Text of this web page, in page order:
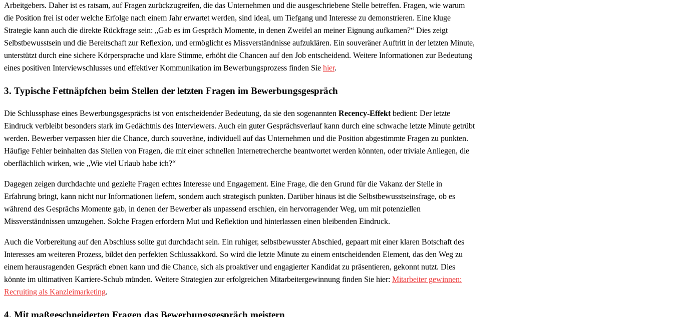
Arbeitgebers. Daher ist es ratsam, auf Fragen zurückzugreifen, die das Unternehmen und die ausgeschriebene Stelle betreffen. Fragen, wie warum
die Position frei ist oder welche Erfolge nach einem Jahr erwartet werden, sind ideal, um Tiefgang und Interesse zu demonstrieren. Eine kluge
Strategie kann auch die direkte Rückfrage sein: „Gab es im Gespräch Momente, in denen Zweifel an meiner Eignung aufkamen?“ Dies zeigt
Selbstbewusstsein und die Bereitschaft zur Reflexion, und ermöglicht es Missverständnisse aufzuklären. Ein souveräner Auftritt in der letzten Minute,
unterstützt durch eine sichere Körpersprache und klare Stimme, erhöht die Chancen auf den Job entscheidend. Weitere Informationen zur Bedeutung
eines positiven Interviewschlusses und effektiver Kommunikation im Bewerbungsprozess finden Sie hier.
3. Typische Fettnäpfchen beim Stellen der letzten Fragen im Bewerbungsgespräch
Die Schlussphase eines Bewerbungsgesprächs ist von entscheidender Bedeutung, da sie den sogenannten Recency-Effekt bedient: Der letzte
Eindruck verbleibt besonders stark im Gedächtnis des Interviewers. Auch ein guter Gesprächsverlauf kann durch eine schwache letzte Minute getrübt
werden. Bewerber verpassen hier die Chance, durch souveräne, individuell auf das Unternehmen und die Position abgestimmte Fragen zu punkten.
Häufige Fehler beinhalten das Stellen von Fragen, die mit einer schnellen Internetrecherche beantwortet werden könnten, oder triviale Anliegen, die
oberflächlich wirken, wie „Wie viel Urlaub habe ich?“
Dagegen zeigen durchdachte und gezielte Fragen echtes Interesse und Engagement. Eine Frage, die den Grund für die Vakanz der Stelle in
Erfahrung bringt, kann nicht nur Informationen liefern, sondern auch strategisch punkten. Darüber hinaus ist die Selbstbewusstseinsfrage, ob es
während des Gesprächs Momente gab, in denen der Bewerber als unpassend erschien, ein hervorragender Weg, um mit potenziellen
Missverständnissen umzugehen. Solche Fragen erfordern Mut und Reflektion und hinterlassen einen bleibenden Eindruck.
Auch die Vorbereitung auf den Abschluss sollte gut durchdacht sein. Ein ruhiger, selbstbewusster Abschied, gepaart mit einer klaren Botschaft des
Interesses am weiteren Prozess, bildet den perfekten Schlussakkord. So wird die letzte Minute zu einem entscheidenden Element, das den Weg zu
einem herausragenden Gespräch ebnen kann und die Chance, sich als proaktiver und engagierter Kandidat zu präsentieren, gekonnt nutzt. Dies
könnte im ultimativen Karriere-Schub münden. Weitere Strategien zur erfolgreichen Mitarbeitergewinnung finden Sie hier: Mitarbeiter gewinnen:
Recruiting als Kanzleimarketing.
4. Mit maßgeschneiderten Fragen das Bewerbungsgespräch meistern